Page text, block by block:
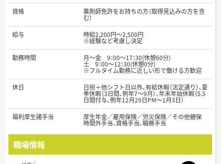
資格
薬剤師免許をお持ちの方（取得見込みの方を含
む）
給与
時給2,200円～2,500円
※経験など考慮し決定
勤務時間
月～金 9：00～17：30(休憩60分)
土 9：00～12：30(休憩0分)
※フルタイム勤務に近しい形で働ける方歓迎
休日
日祝＋他シフト日以外、有給休暇（法定通り）、夏
季休暇（3日間、例年7～9月）、年末年始休暇（5.5
日間付与、例年12月29日PM～1月3日）
福利厚生諸手当
厚生年金／雇用保険／労災保険／その他健保
時間外手当、資格手当、職務手当
職場情報